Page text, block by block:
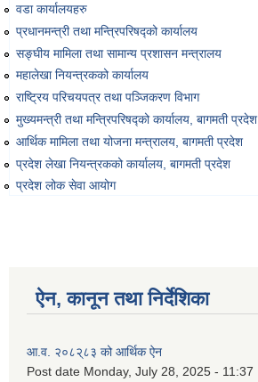
वडा कार्यालयहरु
प्रधानमन्त्री तथा मन्त्रिपरिषद्को कार्यालय
सङ्‍घीय मामिला तथा सामान्य प्रशासन मन्त्रालय
महालेखा नियन्त्रकको कार्यालय
राष्ट्रिय परिचयपत्र तथा पञ्‍जिकरण विभाग
मुख्यमन्त्री तथा मन्त्रिपरिषद्को कार्यालय, बागमती प्रदेश
आर्थिक मामिला तथा योजना मन्त्रालय, बागमती प्रदेश
प्रदेश लेखा नियन्त्रकको कार्यालय, बागमती प्रदेश
प्रदेश लोक सेवा आयोग
ऐन, कानून तथा निर्देशिका
आ.व. २०८२्८३ को आर्थिक ऐन
Post date Monday, July 28, 2025 - 11:37